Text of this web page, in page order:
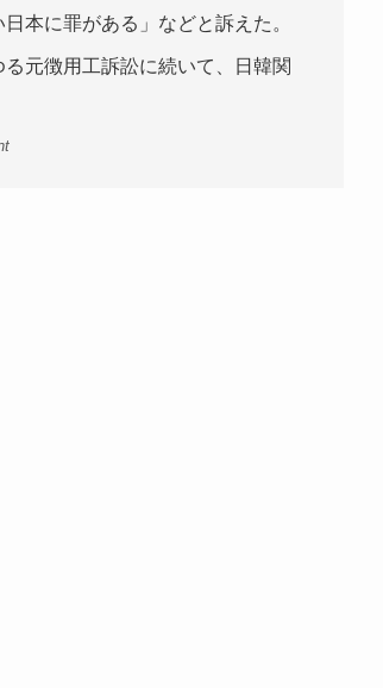
本に罪がある」などと訴えた。
元徴用工訴訟に続いて、日韓関